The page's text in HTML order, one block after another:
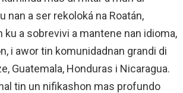
nan a ser rekoloká na Roatán,
ku a sobrevivi a mantene nan idioma,
i awor tin komunidadnan grandi di
Guatemala, Honduras i Nicaragua.
tin un nifikashon mas profundo